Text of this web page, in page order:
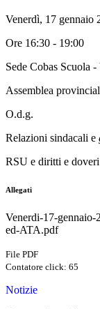
Venerdì, 17 gennaio
Ore 16:30 - 19:00
Sede Cobas Scuola
Assemblea
O.d.g.
Relazioni sindacali e
RSU e diritti e
Allegati
Venerdi-17-
ed-ATA.pdf
File PDF
Contatore click: 65
Notizie